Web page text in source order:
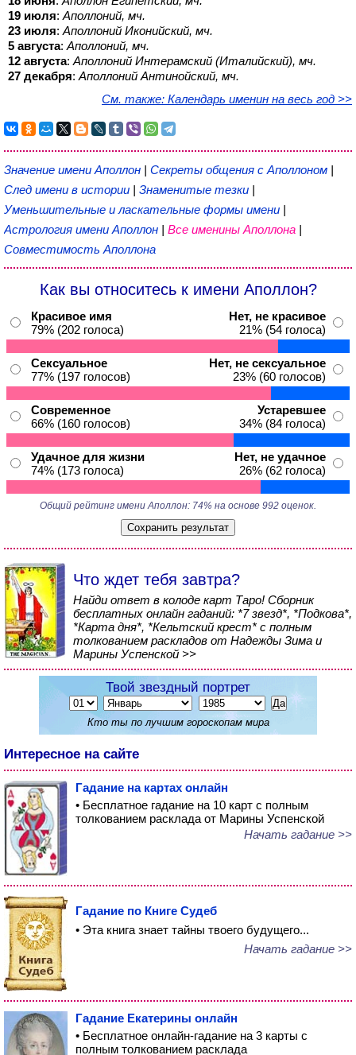
19 июля: Аполлоний, мч.
23 июля: Аполлоний Иконийский, мч.
5 августа: Аполлоний, мч.
12 августа: Аполлоний Интерамский (Италийский), мч.
27 декабря: Аполлоний Антинойский, мч.
См. также: Календарь именин на весь год >>
Значение имени Аполлон | Секреты общения с Аполлоном |
След имени в истории | Знаменитые тезки |
Уменьшительные и ласкательные формы имени |
Астрология имени Аполлон | Все именины Аполлона |
Совместимость Аполлона
Как вы относитесь к имени Аполлон?
Красивое имя
79% (202 голоса)
Нет, не красивое
21% (54 голоса)
Сексуальное
77% (197 голосов)
Нет, не сексуальное
23% (60 голосов)
Современное
66% (160 голосов)
Устаревшее
34% (84 голоса)
Удачное для жизни
74% (173 голоса)
Нет, не удачное
26% (62 голоса)
Общий рейтинг имени Аполлон: 74% на основе 992 оценок.
Что ждет тебя завтра?
Найди ответ в колоде карт Таро! Сборник
бесплатных онлайн гаданий: *7 звезд*, *Подкова*,
*Карта дня*, *Кельтский крест* с полным
толкованием раскладов от Надежды Зима и
Марины Успенской >>
Твой звездный портрет
Кто ты по лучшим гороскопам мира
Интересное на сайте
Гадание на картах онлайн
• Бесплатное гадание на 10 карт с полным
толкованием расклада от Марины Успенской
Начать гадание >>
Гадание по Книге Судеб
• Эта книга знает тайны твоего будущего...
Начать гадание >>
Гадание Екатерины онлайн
• Бесплатное онлайн-гадание на 3 карты с
полным толкованием расклада